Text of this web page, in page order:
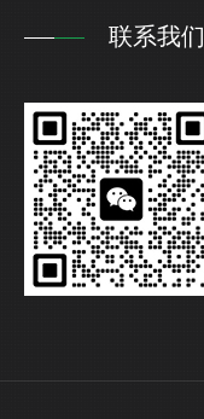
联系我们